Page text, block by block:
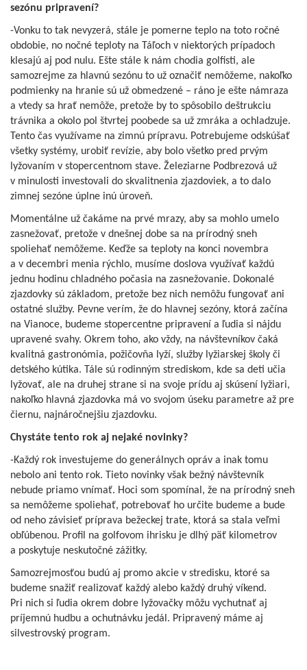
sezónu pripravení?
-Vonku to tak nevyzerá, stále je pomerne teplo na toto ročné
obdobie, no nočné teploty na Táľoch v niektorých prípadoch
klesajú aj pod nulu. Ešte stále k nám chodia golfisti, ale
samozrejme za hlavnú sezónu to už označiť nemôžeme, nakoľko
podmienky na hranie sú už obmedzené – ráno je ešte námraza
a vtedy sa hrať nemôže, pretože by to spôsobilo deštrukciu
trávnika a okolo pol štvrtej poobede sa už zmráka a ochladzuje.
Tento čas využívame na zimnú prípravu. Potrebujeme odskúšať
všetky systémy, urobiť revízie, aby bolo všetko pred prvým
lyžovaním v stopercentnom stave. Železiarne Podbrezová už
v minulosti investovali do skvalitnenia zjazdoviek, a to dalo
zimnej sezóne úplne inú úroveň.
Momentálne už čakáme na prvé mrazy, aby sa mohlo umelo
zasnežovať, pretože v dnešnej dobe sa na prírodný sneh
spoliehať nemôžeme. Keďže sa teploty na konci novembra
a v decembri menia rýchlo, musíme doslova využívať každú
jednu hodinu chladného počasia na zasnežovanie. Dokonalé
zjazdovky sú základom, pretože bez nich nemôžu fungovať ani
ostatné služby. Pevne verím, že do hlavnej sezóny, ktorá začína
na Vianoce, budeme stopercentne pripravení a ľudia si nájdu
upravené svahy. Okrem toho, ako vždy, na návštevníkov čaká
kvalitná gastronómia, požičovňa lyží, služby lyžiarskej školy či
detského kútika. Tále sú rodinným strediskom, kde sa deti učia
lyžovať, ale na druhej strane si na svoje prídu aj skúsení lyžiari,
nakoľko hlavná zjazdovka má vo svojom úseku parametre až pre
čiernu, najnáročnejšiu zjazdovku.
Chystáte tento rok aj nejaké novinky?
-Každý rok investujeme do generálnych opráv a inak tomu
nebolo ani tento rok. Tieto novinky však bežný návštevník
nebude priamo vnímať. Hoci som spomínal, že na prírodný sneh
sa nemôžeme spoliehať, potrebovať ho určite budeme a bude
od neho závisieť príprava bežeckej trate, ktorá sa stala veľmi
obľúbenou. Profil na golfovom ihrisku je dlhý päť kilometrov
a poskytuje neskutočné zážitky.
Samozrejmosťou budú aj promo akcie v stredisku, ktoré sa
budeme snažiť realizovať každý alebo každý druhý víkend.
Pri nich si ľudia okrem dobre lyžovačky môžu vychutnať aj
príjemnú hudbu a ochutnávku jedál. Pripravený máme aj
silvestrovský program.